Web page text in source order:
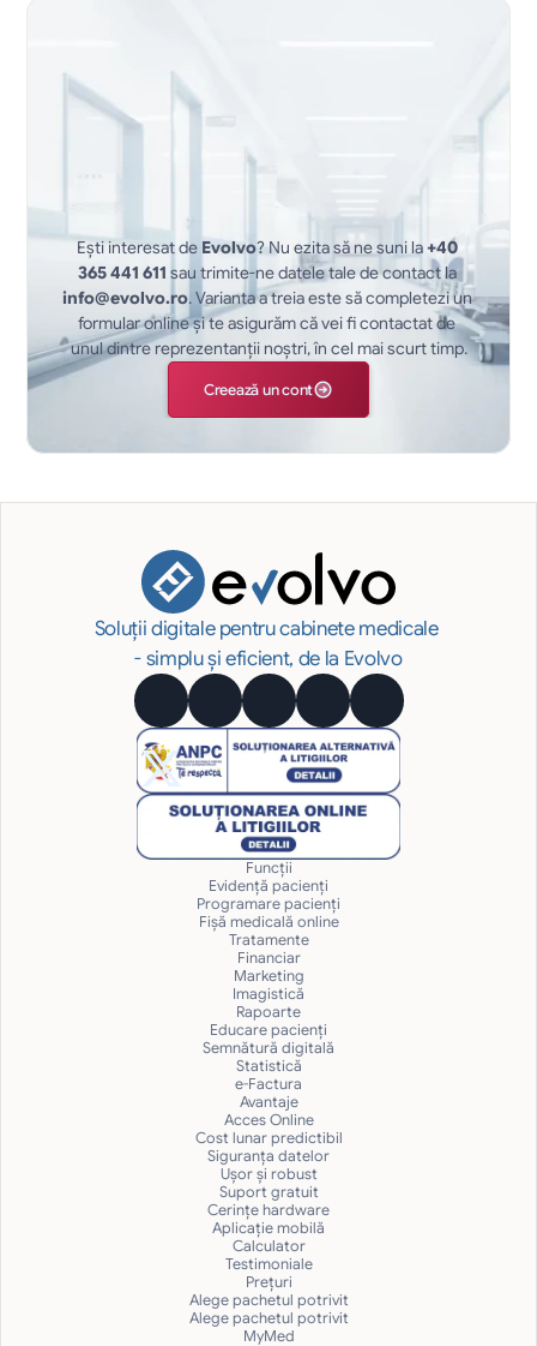
Ești interesat de Evolvo? Nu ezita să ne suni la +40
365 441 611
sau trimite-ne datele tale de contact la
info@evolvo.ro. Varianta a treia este să completezi un
formular online și te asigurăm că vei fi contactat de
unul dintre reprezentanții noștri, în cel mai scurt timp.
Creează un cont
Soluții digitale pentru cabinete medicale
- simplu și eficient, de la Evolvo
Funcții
Evidență pacienți
Programare pacienți
Fișă medicală online
Tratamente
Financiar
Marketing
Imagistică
Rapoarte
Educare pacienți
Semnătură digitală
Statistică
e-Factura
Avantaje
Acces Online
Cost lunar predictibil
Siguranţa datelor
Uşor și robust
Suport gratuit
Cerințe hardware
Aplicație mobilă
Calculator
Testimoniale
Prețuri
Alege pachetul potrivit
Alege pachetul potrivit
MyMed